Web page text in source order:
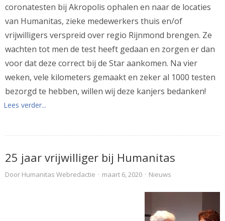
coronatesten bij Akropolis ophalen en naar de locaties
van Humanitas, zieke medewerkers thuis en/of
vrijwilligers verspreid over regio Rijnmond brengen. Ze
wachten tot men de test heeft gedaan en zorgen er dan
voor dat deze correct bij de Star aankomen. Na vier
weken, vele kilometers gemaakt en zeker al 1000 testen
bezorgd te hebben, willen wij deze kanjers bedanken!
Lees verder...
25 jaar vrijwilliger bij Humanitas
Door Humanitas Webredactie · maart 6, 2020 · Nieuws